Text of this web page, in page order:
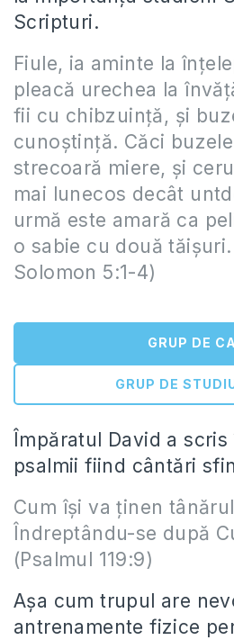
Scripturi.
Fiule, ia aminte la
pleacă urechea la
fii cu chibzuinţă, şi
cunoştinţă. Căci
strecoară miere, şi
mai lunecos decât
urmă este amară ca
o sabie cu două
Solomon 5:1-4)
GRUP DE
GRUP DE
Împăratul David a
psalmii fiind cântări
Cum îşi va ţinen
Îndreptându-se după
(Psalmul 119:9)
Aşa cum trupul are
antrenamente fizice